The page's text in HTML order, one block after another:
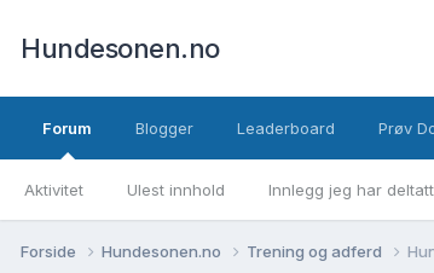
Hundesonen.no
Forum
Aktivitet Ulest innhold Innlegg jeg har
Blogger Leaderboard Prøv
Forside Hundesonen.no Trening og adferd